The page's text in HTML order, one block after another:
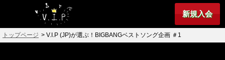
新規入会
トップページ > V.I.P (JP)が選ぶ！BIGBANGベストソング企画 ＃1